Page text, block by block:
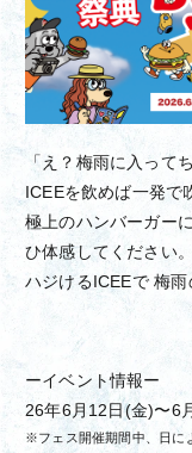
「え？梅雨に入って
ICEEを飲めば一発で
極上のハンバーガー
ひ体感してください。
ハジけるICEEで 梅
ーイベント情報ー
26年6月12日(金)〜6
※フェス開催期間中、日に